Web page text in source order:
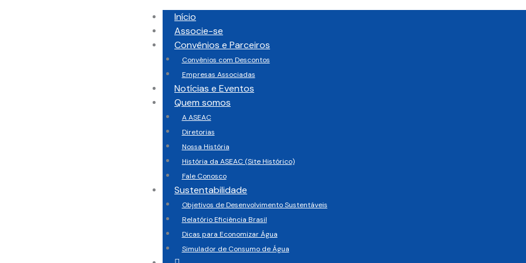
Início
Associe-se
Convênios e Parceiros
Convênios com Descontos
Empresas Associadas
Notícias e Eventos
Quem somos
A ASEAC
Diretorias
Nossa História
História da ASEAC (Site Histórico)
Fale Conosco
Sustentabilidade
Objetivos de Desenvolvimento Sustentáveis
Relatório Eficiência Brasil
Dicas para Economizar Água
Simulador de Consumo de Água